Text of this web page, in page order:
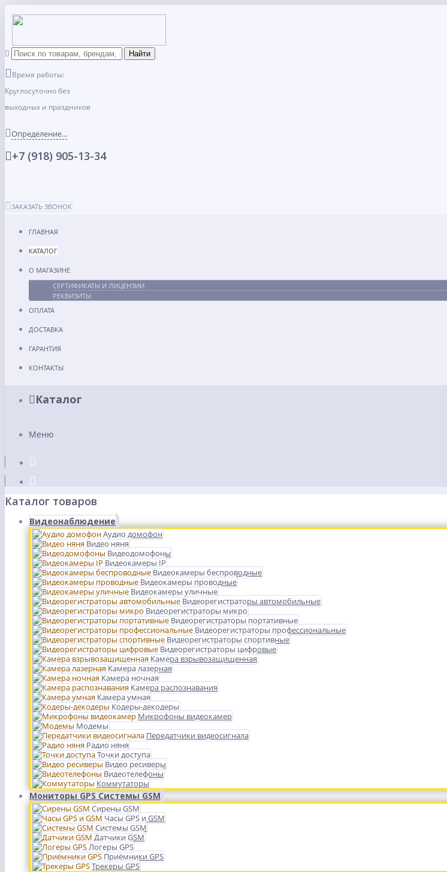
Время работы:
Круглосуточно без
выходных и праздников
Определение...
+7 (918) 905-13-34
ЗАКАЗАТЬ ЗВОНОК
ГЛАВНАЯ
КАТАЛОГ
О МАГАЗИНЕ
СЕРТИФИКАТЫ И ЛИЦЕНЗИИ
РЕКВИЗИТЫ
ОПЛАТА
ДОСТАВКА
ГАРАНТИЯ
КОНТАКТЫ
Каталог
Меню
Каталог товаров
Видеонаблюдение
Аудио домофон
Видео няня
Видеодомофоны
Видеокамеры IP
Видеокамеры беспроводные
Видеокамеры проводные
Видеокамеры уличные
Видеорегистраторы автомобильные
Видеорегистраторы микро
Видеорегистраторы портативные
Видеорегистраторы профессиональные
Видеорегистраторы спортивные
Видеорегистраторы цифровые
Камера взрывозащищенная
Камера лазерная
Камера ночная
Камера распознавания
Камера умная
Кодеры-декодеры
Микрофоны видеокамер
Модемы
Передатчики видеосигнала
Радио няня
Точки доступа
Видео ресиверы
Видеотелефоны
Коммутаторы
Мониторы GPS Системы GSM
Сирены GSM
Часы GPS и GSM
Системы GSM
Датчики GSM
Логеры GPS
Приёмники GPS
Трекеры GPS